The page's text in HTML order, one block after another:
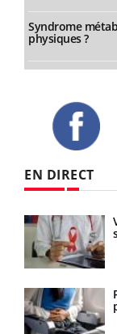
Syndrome
physiques ?
EN DIRECT